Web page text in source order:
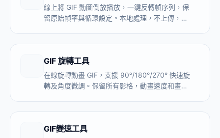
線上將 GIF 動圖倒放播放，一鍵反轉幀序列，保
留原始幀率與循環設定。本地處理，不上傳，無
GIF 旋轉工具
在線旋轉動畫 GIF，支援 90°/180°/270° 快速旋
轉及角度微調。保留所有影格，動畫速度和畫質
GIF變速工具